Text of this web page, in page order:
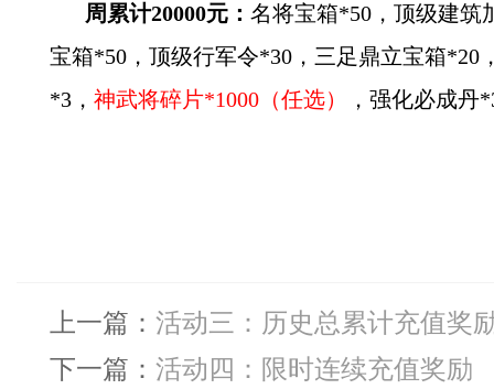
周累计20000元： 名将宝箱*50，顶级建筑
宝箱*50，顶级行军令*30，三足鼎立宝箱*20
*3， 神武将碎片*1000（任选） ，强化必成丹
上一篇： 活动三：历史总累计充值奖
下一篇： 活动四：限时连续充值奖励